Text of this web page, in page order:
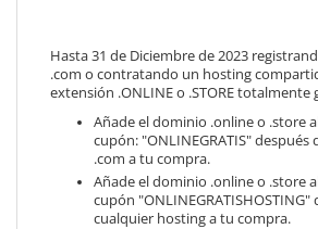
Hasta 31 de Diciembre de 2023
.com o contratando un hosting
extensión .ONLINE o .STORE
Añade el dominio .online o .store
cupón: "ONLINEGRATIS" después
.com a tu compra.
Añade el dominio .online o .store
cupón
cualquier hosting a tu compra.